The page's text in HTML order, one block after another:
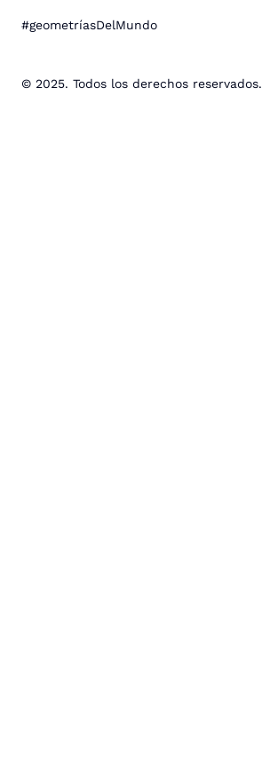
#geometríasDelMundo
© 2025. Todos los derechos reservados.